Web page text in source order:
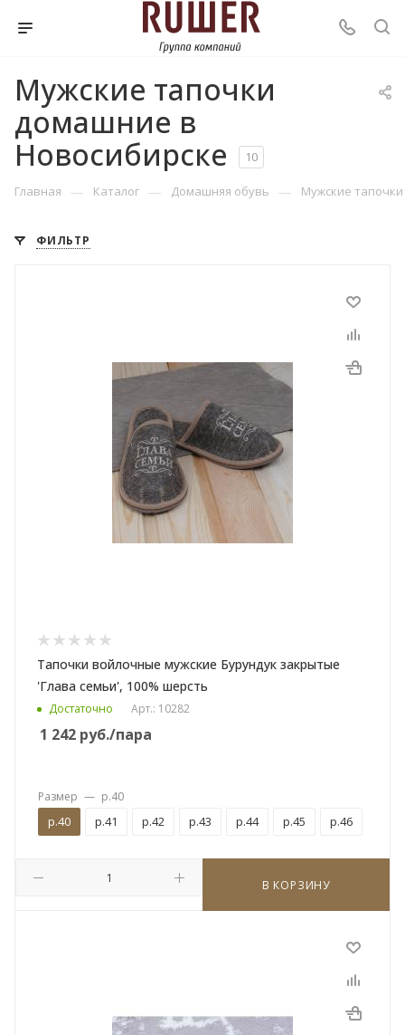
Мужские тапочки
домашние в
Новосибирске
10
Главная — Каталог — Домашняя обувь — Мужские тапочки
ФИЛЬТР
Тапочки войлочные мужские Бурундук закрытые
'Глава семьи', 100% шерсть
Достаточно Арт.: 10282
1 242 руб./пара
В КОРЗИНУ
Размер — р.40
р.40 р.41 р.42 р.43 р.44 р.45 р.46